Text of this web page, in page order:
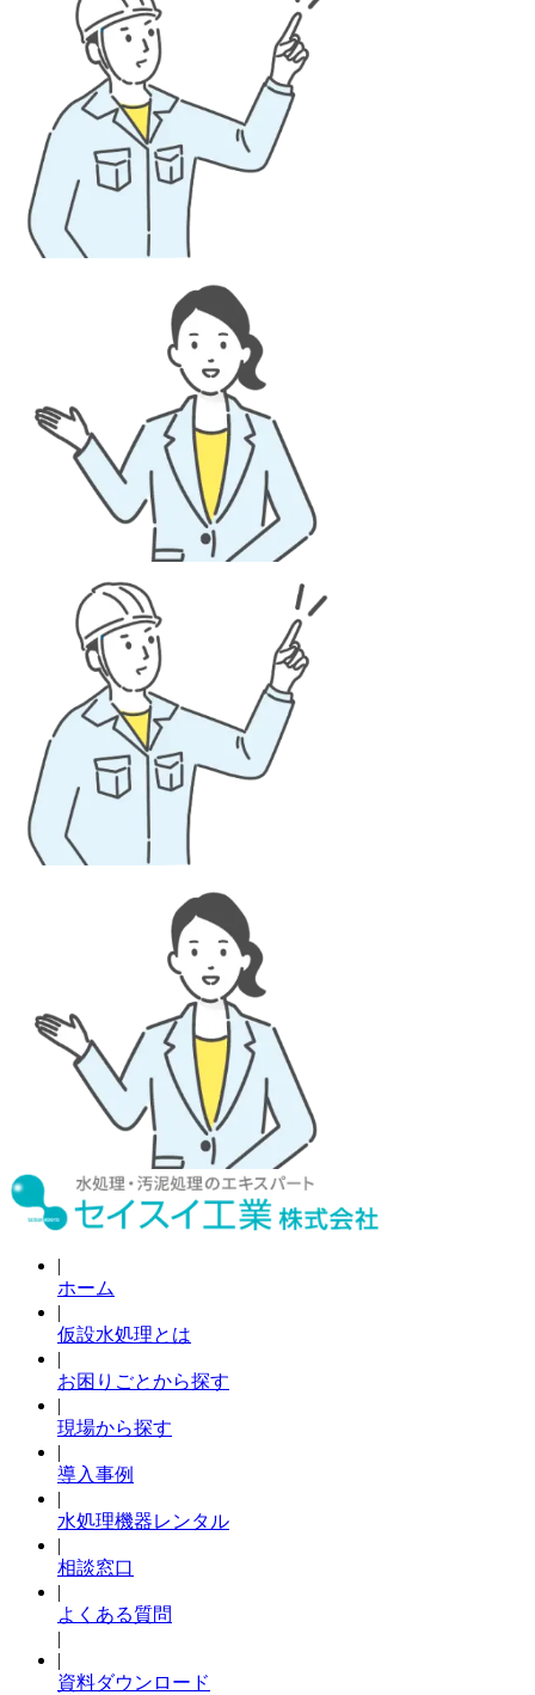
|
ホーム
|
仮設水処理とは
|
お困りごとから探す
|
現場から探す
|
導入事例
|
水処理機器レンタル
|
相談窓口
|
よくある質問
|
|
資料ダウンロード